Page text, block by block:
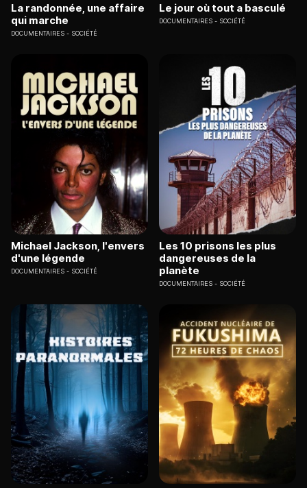
La randonnée, une affaire
qui marche
DOCUMENTAIRES SOCIÉTÉ
Le jour où tout a basculé
DOCUMENTAIRES SOCIÉTÉ
Michael Jackson, l'envers
d'une légende
DOCUMENTAIRES SOCIÉTÉ
Les 10 prisons les plus
dangereuses de la
planète
DOCUMENTAIRES SOCIÉTÉ